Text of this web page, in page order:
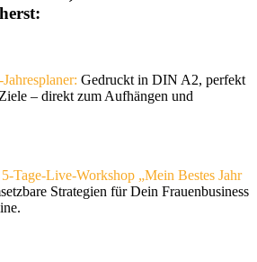
Gedruckt in DIN A2, perfekt
– direkt zum Aufhängen und
Tage-Live-Workshop „Mein Bestes Jahr
Strategien für Dein Frauenbusiness